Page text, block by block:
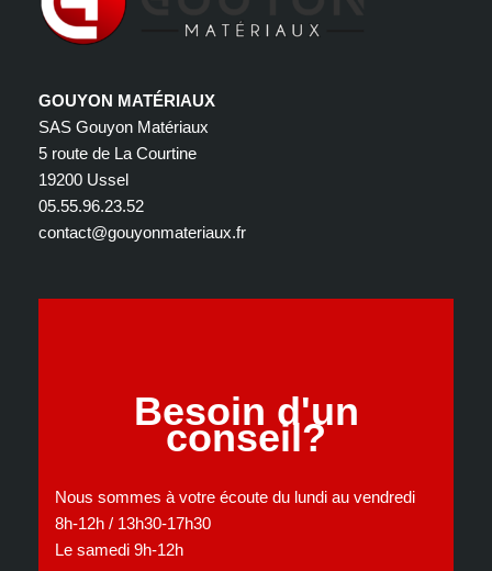
GOUYON MATÉRIAUX
SAS Gouyon Matériaux
5 route de La Courtine
19200 Ussel
05.55.96.23.52
contact@gouyonmateriaux.fr
Besoin d'un
conseil?
Nous sommes à votre écoute du lundi au vendredi
8h-12h / 13h30-17h30
Le samedi 9h-12h